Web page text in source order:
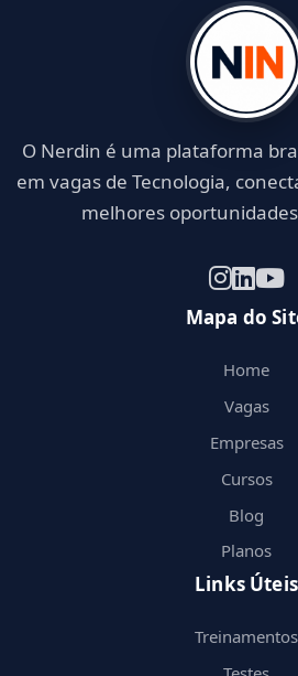
O Nerdin é uma plataforma
em vagas de Tecnologia,
melhores
Mapa do
Home
Vagas
Empresas
Cursos
Blog
Planos
Links Úteis
Treinamentos